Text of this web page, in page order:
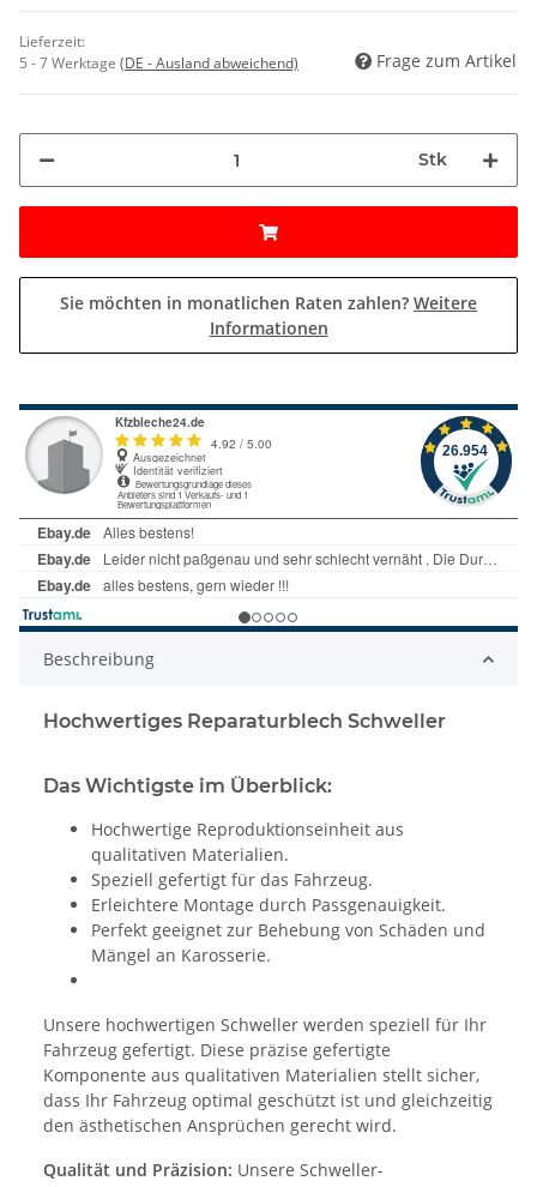
Lieferzeit:
5 - 7 Werktage (DE - Ausland abweichend) Frage zum Artikel
Stk
Sie möchten in monatlichen Raten zahlen? Weitere
Informationen
Beschreibung
Hochwertiges Reparaturblech Schweller
Das Wichtigste im Überblick:
Hochwertige Reproduktionseinheit aus
qualitativen Materialien.
Speziell gefertigt für das Fahrzeug.
Erleichtere Montage durch Passgenauigkeit.
Perfekt geeignet zur Behebung von Schäden und
Mängel an Karosserie.
Unsere hochwertigen Schweller werden speziell für Ihr
Fahrzeug gefertigt. Diese präzise gefertigte
Komponente aus qualitativen Materialien stellt sicher,
dass Ihr Fahrzeug optimal geschützt ist und gleichzeitig
den ästhetischen Ansprüchen gerecht wird.
Qualität und Präzision: Unsere Schweller-